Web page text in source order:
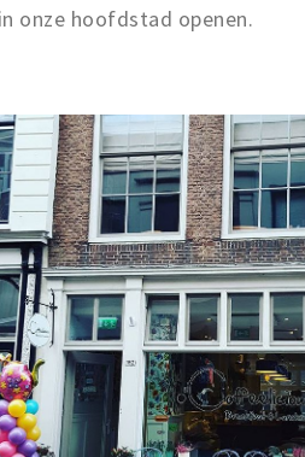
in onze hoofdstad openen.